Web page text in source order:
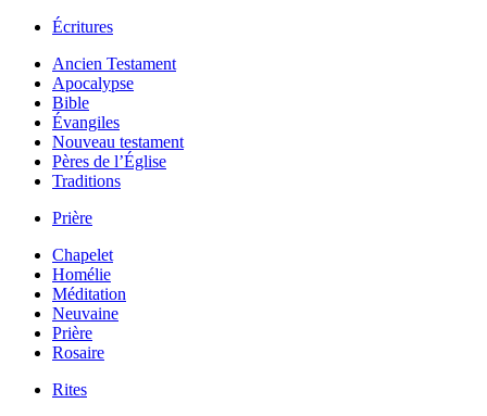
Écritures
Ancien Testament
Apocalypse
Bible
Évangiles
Nouveau testament
Pères de l’Église
Traditions
Prière
Chapelet
Homélie
Méditation
Neuvaine
Prière
Rosaire
Rites